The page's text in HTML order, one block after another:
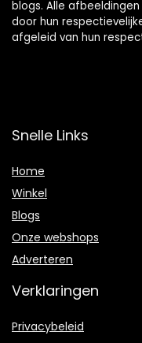
blogs. Alle
door hun
afgeleid van hun
Snelle Links
Home
Winkel
Blogs
Onze webshops
Adverteren
Verklaringen
Privacybeleid